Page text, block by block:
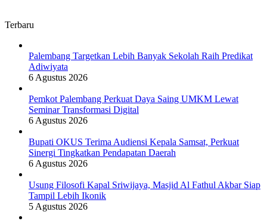
Terbaru
Palembang Targetkan Lebih Banyak Sekolah Raih Predikat
Adiwiyata
6 Agustus 2026
Pemkot Palembang Perkuat Daya Saing UMKM Lewat
Seminar Transformasi Digital
6 Agustus 2026
Bupati OKUS Terima Audiensi Kepala Samsat, Perkuat
Sinergi Tingkatkan Pendapatan Daerah
6 Agustus 2026
Usung Filosofi Kapal Sriwijaya, Masjid Al Fathul Akbar Siap
Tampil Lebih Ikonik
5 Agustus 2026